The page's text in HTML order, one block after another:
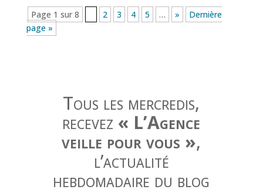
Page 1 sur 8 2 3 4 5 … »
Dernière
page »
Tous les mercredis,
recevez « L’Agence
veille pour vous »,
l’actualité
hebdomadaire du blog